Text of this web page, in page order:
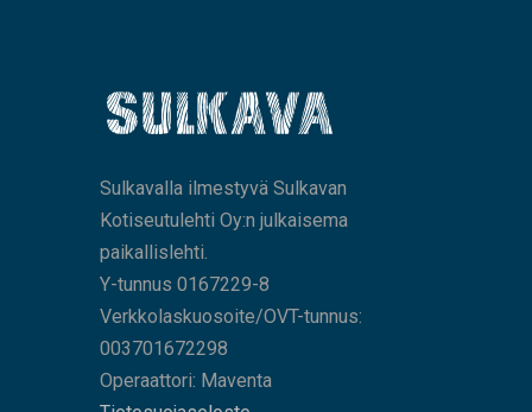
Sulkavalla ilmestyvä Sulkavan
Kotiseutulehti Oy:n julkaisema
paikallislehti.
Y-tunnus 0167229-8
Verkkolaskuosoite/OVT-tunnus:
003701672298
Operaattori: Maventa